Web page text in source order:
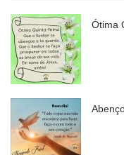
Ótima